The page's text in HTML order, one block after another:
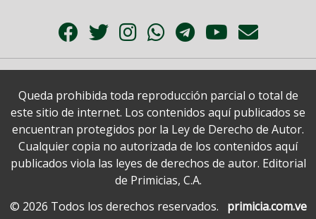
Queda prohibida toda reproducción parcial o total de
este sitio de internet. Los contenidos aquí publicados se
encuentran protegidos por la Ley de Derecho de Autor.
Cualquier copia no autorizada de los contenidos aquí
publicados viola las leyes de derechos de autor. Editorial
de Primicias, C.A.
© 2026 Todos los derechos reservados.
primicia.com.ve